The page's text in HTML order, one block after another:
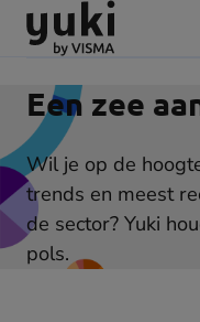
Direct
naar
content
Direct
naar
footer
Ga
naar
homepage
Een zee
Wil je op de
trends en meest
de sector? Yuki
pols.